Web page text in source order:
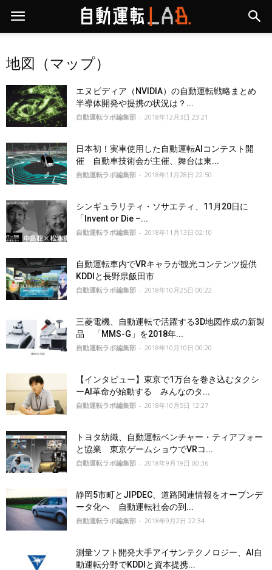
地図（マップ）
エヌビディア（NVIDIA）の自動運転戦略まとめ
半導体開発や提携の状況は？...
自動運転ラボ編集部 - 2018年12月3日 23:21
日本初！実車使用した自動運転AIコンテスト開
催 自動車技術会が主催、舞台は東...
自動運転ラボ編集部 - 2018年11月28日 22:50
シンギュラリティ・ソサエティ、11月20日に
「Invent or Die –...
自動運転ラボ編集部 - 2018年11月13日 02:10
自動運転車内でVRキャラが観光コンテンツ提供
KDDIと長野県飯田市
自動運転ラボ編集部 - 2018年10月25日 00:22
三菱電機、自動運転で活躍する3D地図作成の新製
品 「MMS-G」を2018年...
自動運転ラボ編集部 - 2018年10月10日 00:20
【インタビュー】東京で1万台を巻き込むタクシ
ーAI革命が始動する みんなのタ...
自動運転ラボ編集部 - 2018年10月5日 12:27
トヨタ紡織、自動運転ベンチャー・ティアフォー
と協業 東京ゲームショウでVRコ...
自動運転ラボ編集部 - 2018年9月19日 00:36
静岡5市町とJIPDEC、道路関連情報をオープンデ
ータ化へ 自動運転社会の到...
自動運転ラボ編集部 - 2018年9月2日 22:34
測量ソフト開発大手アイサンテクノロジー、AI自
動運転分野でKDDIと資本提携...